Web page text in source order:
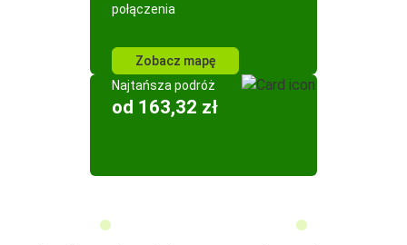
połączenia
Zobacz mapę
Najtańsza podróż
od 163,32 zł